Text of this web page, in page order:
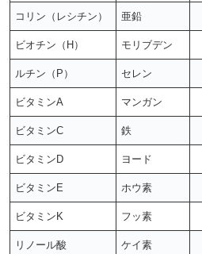
コリン（レシチン） 亜鉛
ビオチン（H） モリブデン
ルチン（P） セレン
ビタミンA マンガン
ビタミンC 鉄
ビタミンD ヨード
ビタミンE ホウ素
ビタミンK フッ素
リノール酸 ケイ素